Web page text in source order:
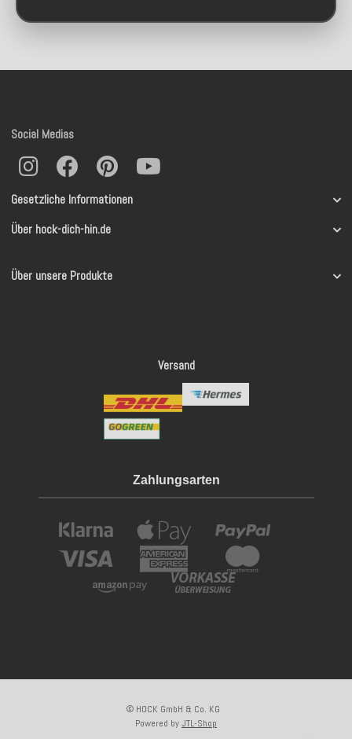
Gesetzliche Informationen
Über hock-dich-hin.de
Über unsere Produkte
Social Medias
Versand
Zahlungsarten
© HOCK GmbH & Co. KG
Powered byJTL-Shop